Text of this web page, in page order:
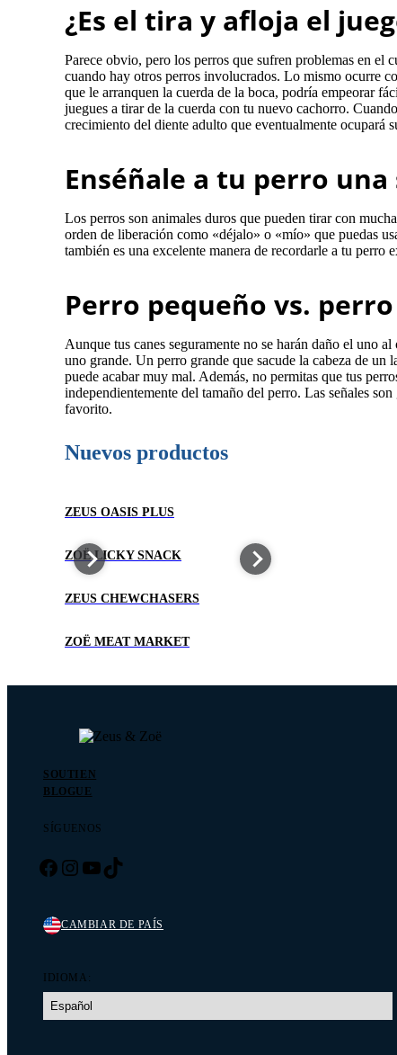
¿Es el tira y afloja el
Parece obvio, pero los perros que sufren problemas en el
cuando hay otros perros involucrados. Lo mismo ocurre
que le arranquen la cuerda de la boca, podría empeorar
juegues a tirar de la cuerda con tu nuevo cachorro.
crecimiento del diente adulto que eventualmente ocupará
Enséñale a tu perro
Los perros son animales duros que pueden tirar con
orden de liberación como «déjalo» o «mío» que puedas
también es una excelente manera de recordarle a tu perro
Perro pequeño vs.
Aunque tus canes seguramente no se harán daño el uno
uno grande. Un perro grande que sacude la cabeza de un
puede acabar muy mal. Además, no permitas que tus
independientemente del tamaño del perro. Las señales
favorito.
Nuevos productos
ZEUS OASIS PLUS
ZOË LICKY SNACK
ZEUS CHEWCHASERS
ZOË MEAT MARKET
SOUTIEN
BLOGUE
SÍGUENOS
Facebook
Instagram
YouTube
TikTok
CAMBIAR DE PAÍS
IDIOMA: